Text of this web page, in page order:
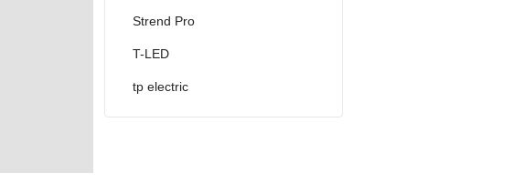
Strend Pro
T-LED
tp electric